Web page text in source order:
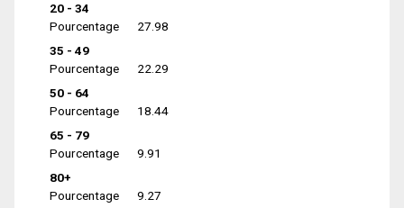
20 - 34
Pourcentage
27.98
35 - 49
Pourcentage
22.29
50 - 64
Pourcentage
18.44
65 - 79
Pourcentage
9.91
80+
Pourcentage
9.27